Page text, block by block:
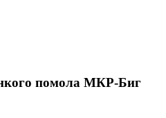
помола МКР-Биг